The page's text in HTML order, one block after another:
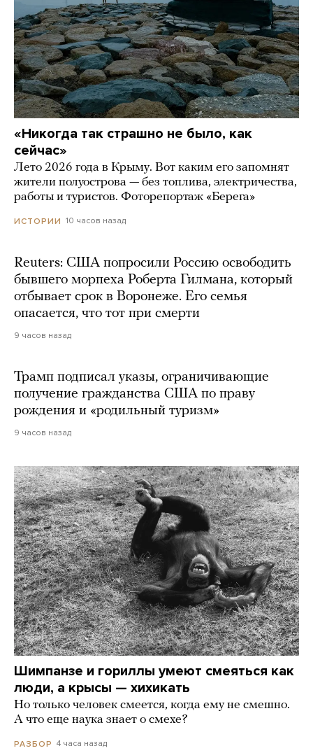
«Никогда так страшно не было, как
сейчас»
Лето 2026 года в Крыму. Вот каким его запомнят
жители полуострова — без топлива, электричества,
работы и туристов. Фоторепортаж «Берега»
ИСТОРИИ 10 часов назад
Reuters: США попросили Россию освободить
бывшего морпеха Роберта Гилмана, который
отбывает срок в Воронеже. Его семья
опасается, что тот при смерти
9 часов назад
Трамп подписал указы, ограничивающие
получение гражданства США по праву
рождения и «родильный туризм»
9 часов назад
Шимпанзе и гориллы умеют смеяться как
люди, а крысы — хихикать
Но только человек смеется, когда ему не смешно.
А что еще наука знает о смехе?
РАЗБОР 4 часа назад